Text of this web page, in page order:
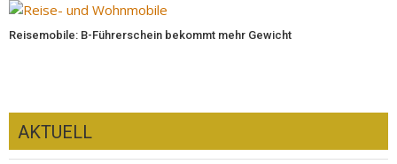
Reisemobile: B-Führerschein bekommt mehr Gewicht
AKTUELL